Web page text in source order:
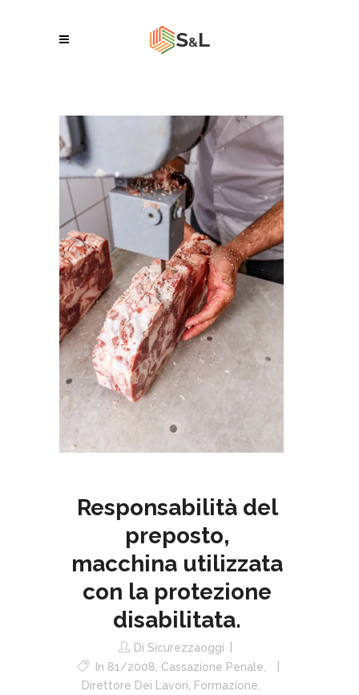
Responsabilità del
preposto,
macchina utilizzata
con la protezione
disabilitata.
Di Sicurezzaoggi
In 81/2008 Cassazione Penale
Direttore Dei Lavori
Formazione